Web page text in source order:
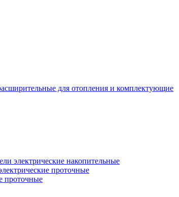
для отопления и комплектующие
электрические накопительные
проточные
проточные